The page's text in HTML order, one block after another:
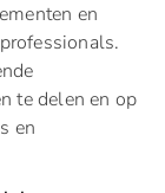
en
te delen en op
en